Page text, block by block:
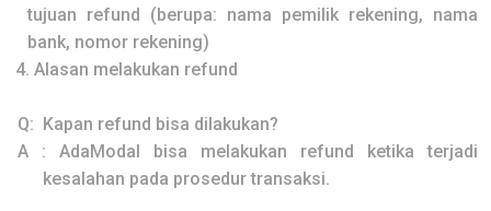
tujuan refund (berupa: nama pemilik rekening, nama
bank, nomor rekening)
4. Alasan melakukan refund
Q:
Kapan refund bisa dilakukan?
A :AdaModal
bisa melakukan refund ketika terjadi
kesalahan pada prosedur transaksi.